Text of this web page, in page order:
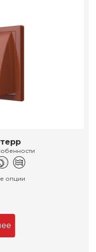
опции